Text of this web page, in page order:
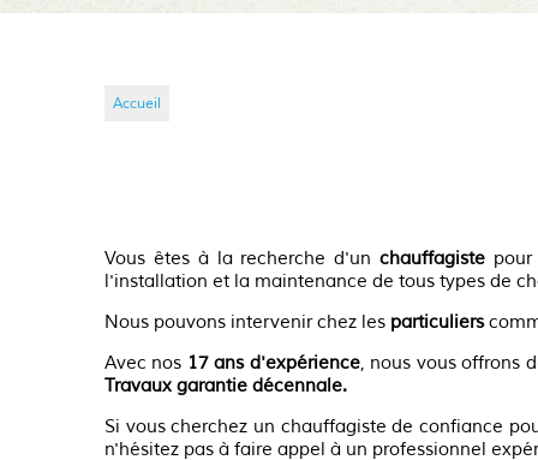
Accueil
Vous êtes à la recherche d'unchauffagiste
l'installation et la maintenance de tous types de
Nous pouvons intervenir chez les particuliers
Avec nos 17 ans d'expérience, nous vous offrons
Travaux garantie décennale.
Si vous cherchez un chauffagiste de confiance
n'hésitez pas à faire appel à un professionnel